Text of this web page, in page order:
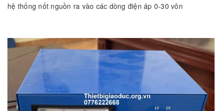
hệ thống nốt nguồn ra vào các dòng điện áp 0-30 vôn